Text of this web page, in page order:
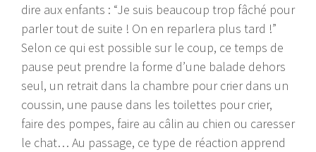
dire aux enfants : “Je suis beaucoup trop fâché pour
parler tout de suite ! On en reparlera plus tard !”
Selon ce qui est possible sur le coup, ce temps de
pause peut prendre la forme d’une balade dehors
seul, un retrait dans la chambre pour crier dans un
coussin, une pause dans les toilettes pour crier,
faire des pompes, faire au câlin au chien ou caresser
le chat… Au passage, ce type de réaction apprend